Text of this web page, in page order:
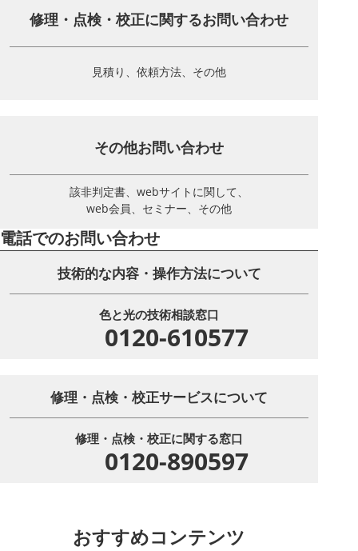
修理・点検・校正に関するお問い合わせ
見積り、依頼方法、その他
その他お問い合わせ
該非判定書、webサイトに関して、
web会員、セミナー、その他
電話でのお問い合わせ
技術的な内容・操作方法について
色と光の技術相談窓口
0120-610577
修理・点検・校正サービスについて
修理・点検・校正に関する窓口
0120-890597
おすすめコンテンツ